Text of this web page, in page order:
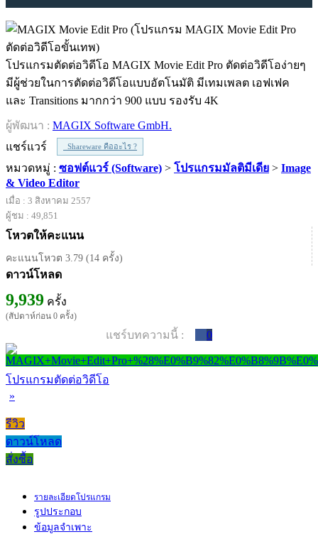
โปรแกรมตัดต่อวิดีโอ MAGIX Movie Edit Pro ตัดต่อวิดีโอง่ายๆ
มีผู้ช่วยในการตัดต่อวิดีโอแบบอัตโนมัติ มีเทมเพลต เอฟเฟค
และ Transitions มากกว่า 900 แบบ รองรับ 4K
ผู้พัฒนา : MAGIX Software GmbH.
แชร์แวร์
Shareware คืออะไร ?
หมวดหมู่ : ซอฟต์แวร์ (Software) > โปรแกรมมัลติมีเดีย > Image
& Video Editor
เมื่อ : 3 สิงหาคม 2557
ผู้ชม : 49,851
โหวตให้คะแนน
คะแนนโหวต 3.79 (14 ครั้ง)
ดาวน์โหลด
9,939 ครั้ง
(สัปดาห์ก่อน 0 ครั้ง)
แชร์บทความนี้ : 0
โปรแกรมตัดต่อวิดีโอ
»
รีวิว
ดาวน์โหลด
สั่งซื้อ
รายละเอียดโปรแกรม
รูปประกอบ
ข้อมูลจำเพาะ